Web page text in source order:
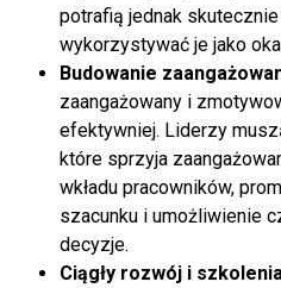
potrafią jednak
wykorzystywać je jako
Budowanie
zaangażowany i
efektywniej. Liderzy
które sprzyja
wkładu pracowników,
szacunku i umożliwienie
decyzje.
Ciągły rozwój i